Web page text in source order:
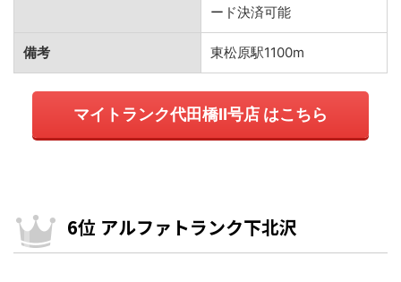
ード決済可能
備考 東松原駅1100m
マイトランク代田橋Ⅱ号店 はこちら
6位 アルファトランク下北沢